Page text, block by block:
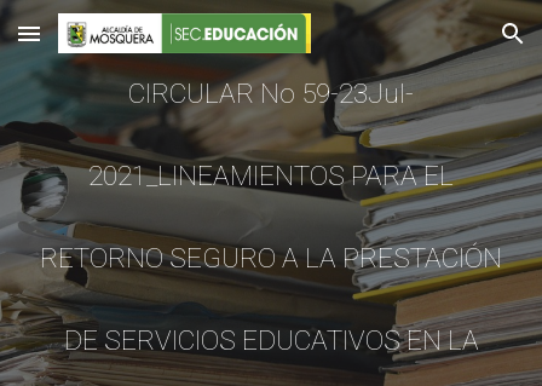
Skip to main content Skip to navigation
CIRCULAR No 59-23Jul-
2021_LINEAMIENTOS PARA EL
RETORNO SEGURO A LA PRESTACIÓN
DE SERVICIOS EDUCATIVOS EN LA